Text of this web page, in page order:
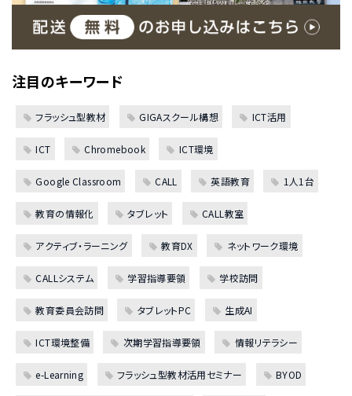
注目のキーワード
フラッシュ型教材 GIGAスクール構想 ICT活用
ICT Chromebook ICT環境
Google Classroom CALL 英語教育 1人1台
教育の情報化 タブレット CALL教室
アクティブ・ラーニング 教育DX ネットワーク環境
CALLシステム 学習指導要領 学校訪問
教育委員会訪問 タブレットPC 生成AI
ICT環境整備 次期学習指導要領 情報リテラシー
e-Learning フラッシュ型教材活用セミナー BYOD